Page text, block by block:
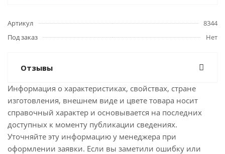
Артикул
8344
Под заказ
Нет
Отзывы
Информация о характеристиках, свойствах, стране
изготовления, внешнем виде и цвете товара носит
справочный характер и основывается на последних
доступных к моменту публикации сведениях.
Уточняйте эту информацию у менеджера при
оформлении заявки. Если вы заметили ошибку или